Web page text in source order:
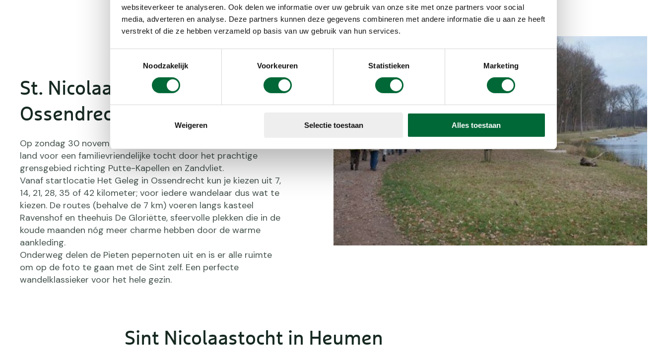
websiteverkeer te analyseren. Ook delen we informatie over uw gebruik van onze site met onze partners voor social
media, adverteren en analyse. Deze partners kunnen deze gegevens combineren met andere informatie die u aan ze heeft
verstrekt of die ze hebben verzameld op basis van uw gebruik van hun services.
Noodzakelijk
Voorkeuren Statistieken Marketing
Weigeren Selectie toestaan Alles toestaan
St. Nicolaastocht in
Ossendrecht
Op zondag 30 november trekt de Sint naar het zuiden van het
land voor een familievriendelijke tocht door het prachtige
grensgebied richting Putte-Kapellen en Zandvliet.
Vanaf startlocatie Het Geleg in Ossendrecht kun je kiezen uit 7,
14, 21, 28, 35 of 42 kilometer; voor iedere wandelaar dus wat te
kiezen. De routes (behalve de 7 km) voeren langs kasteel
Ravenshof en theehuis De Gloriëtte, sfeervolle plekken die in de
koude maanden nóg meer charme hebben door de warme
aankleding.
Onderweg delen de Pieten pepernoten uit en is er alle ruimte
om op de foto te gaan met de Sint zelf. Een perfecte
wandelklassieker voor het hele gezin.
Sint Nicolaastocht in Heumen